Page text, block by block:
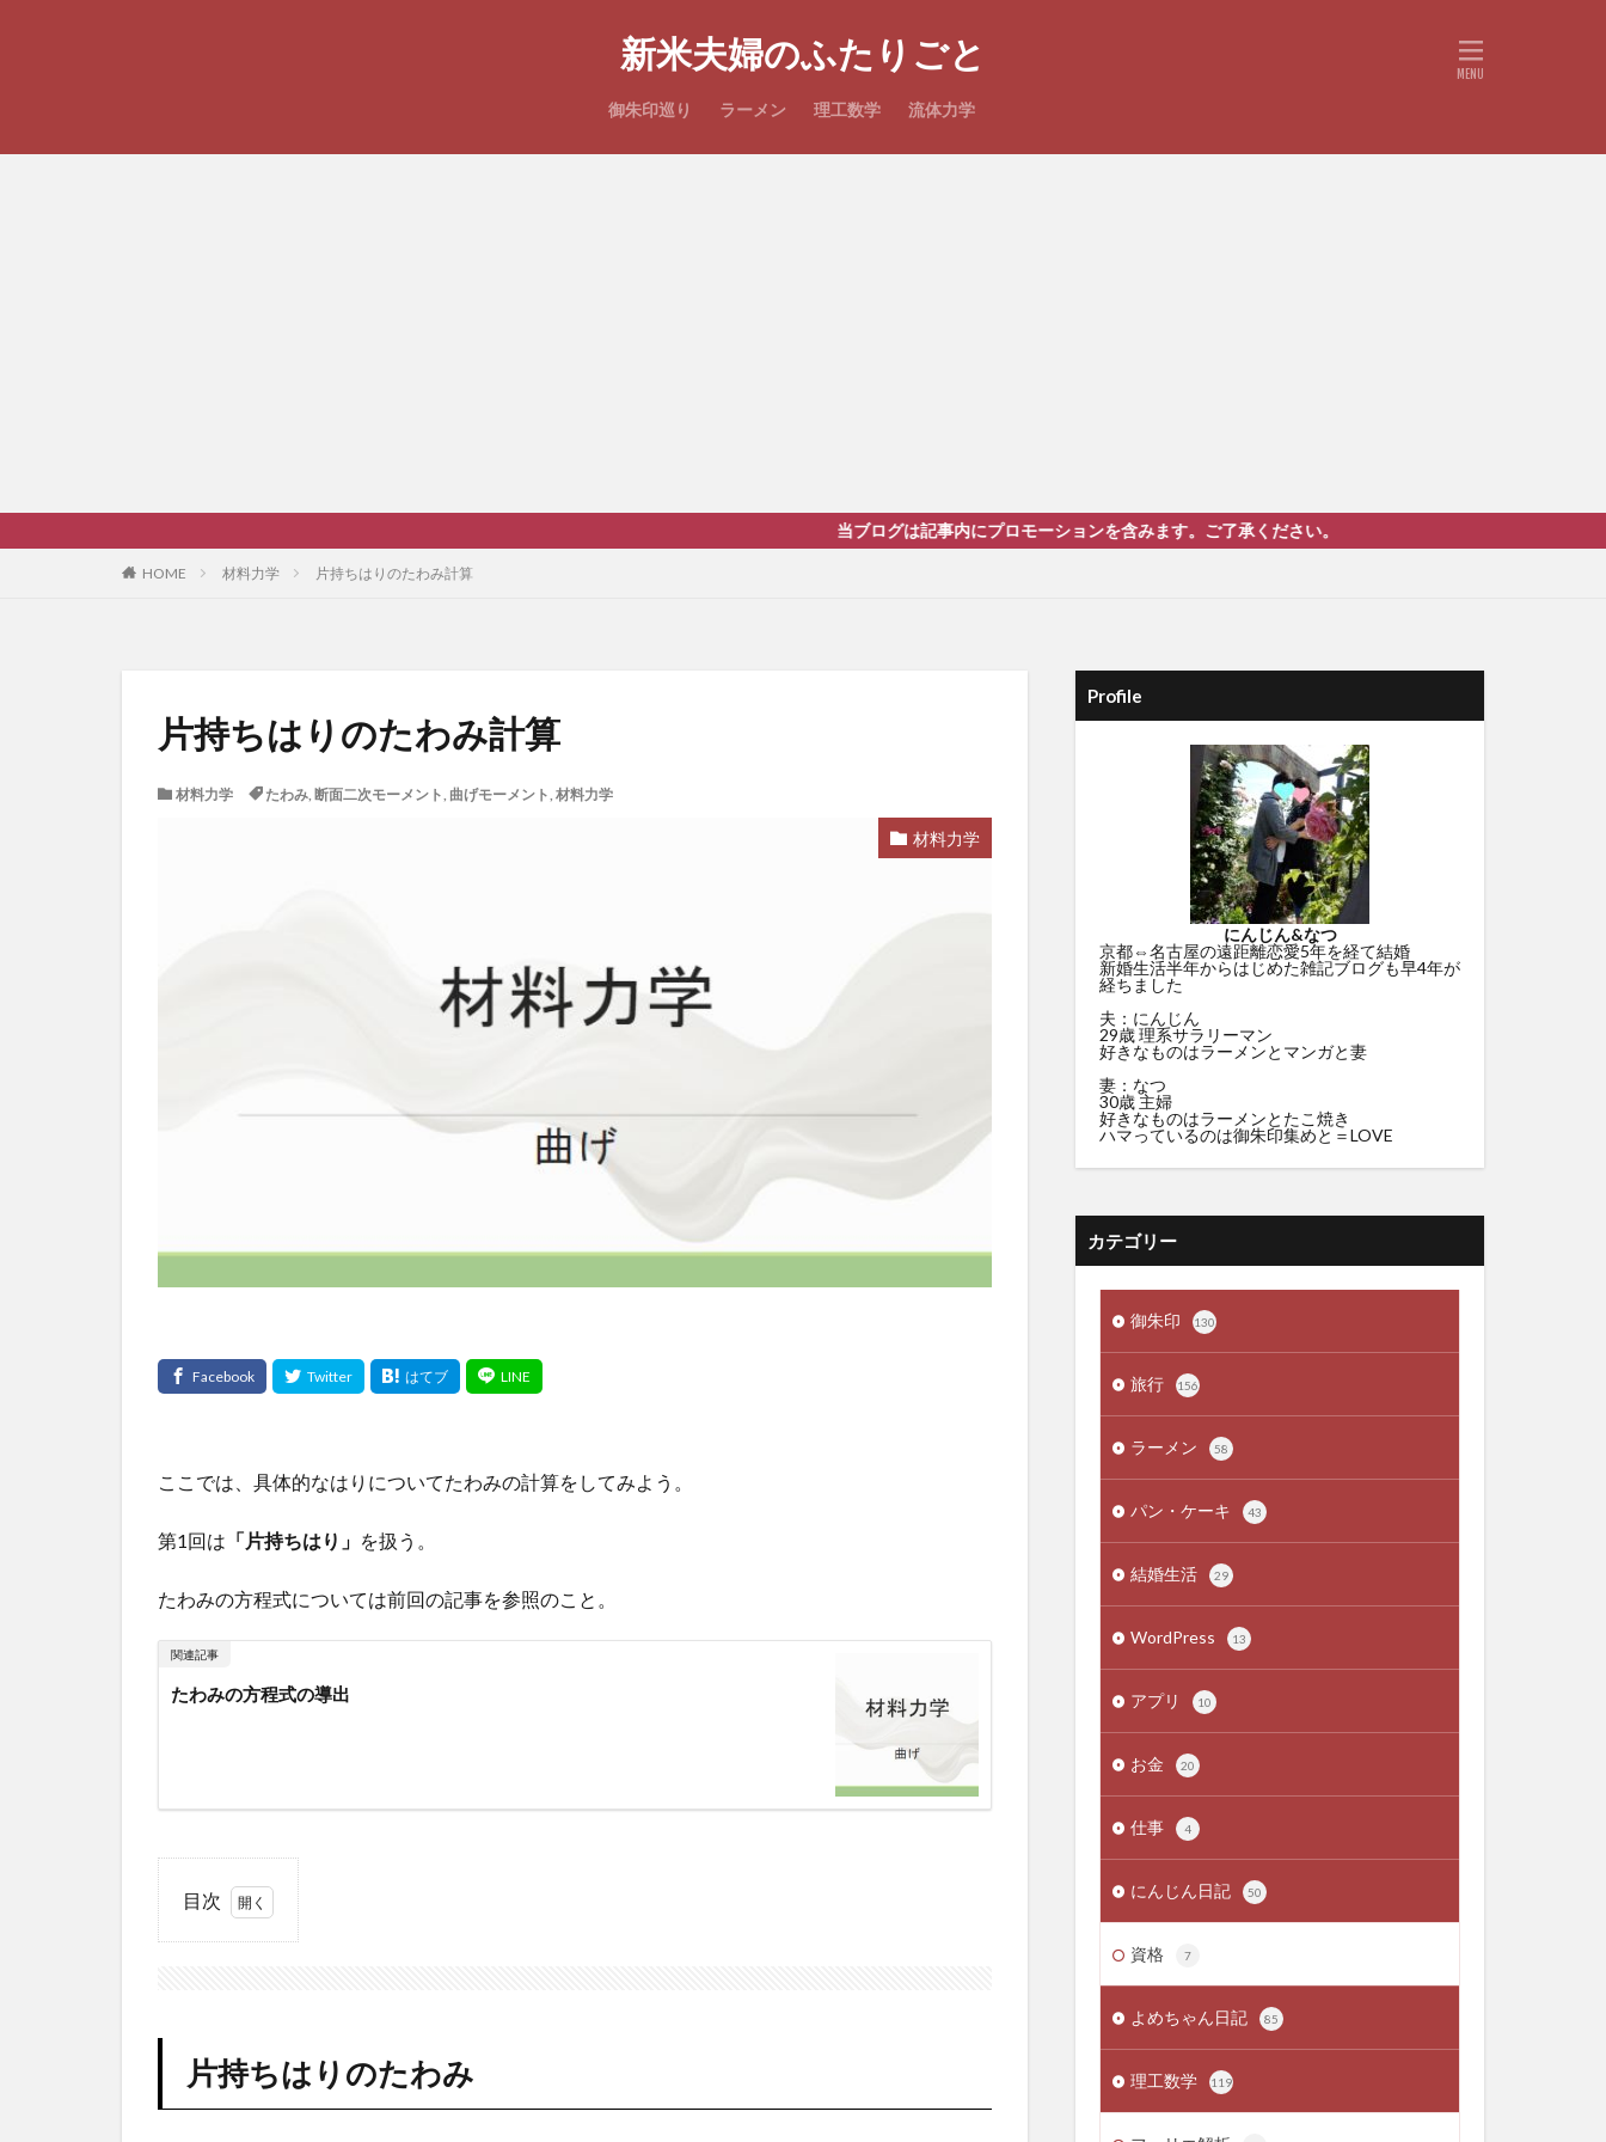
新米夫婦のふたりごと
御朱印巡り ラーメン 理工数学 流体力学
当ブログは記事内にプロモーションを含みます。ご了承ください。
HOME 材料力学 片持ちはりのたわみ計算
片持ちはりのたわみ計算
材料力学 たわみ, 断面二次モーメント, 曲げモーメント, 材料力学
材料力学
ここでは、具体的なはりについてたわみの計算をしてみよう。
第1回は 「片持ちはり」 を扱う。
たわみの方程式については前回の記事を参照のこと。
関連記事
たわみの方程式の導出
目次
り
の
た
片持ちはりのたわみ
Profile
にんじん&なつ
京都⇔名古屋の遠距離恋愛5年を経て結婚
新婚生活半年からはじめた雑記ブログも早4年が
経ちました
夫：にんじん
29歳 理系サラリーマン
好きなものはラーメンとマンガと妻
妻：なつ
30歳 主婦
好きなものはラーメンとたこ焼き
ハマっているのは御朱印集めと＝LOVE
カテゴリー
御朱印 130
旅行 156
ラーメン 58
パン・ケーキ 43
結婚生活 29
WordPress 13
アプリ 10
お金 20
仕事 4
にんじん日記 50
資格 7
よめちゃん日記 85
理工数学 119